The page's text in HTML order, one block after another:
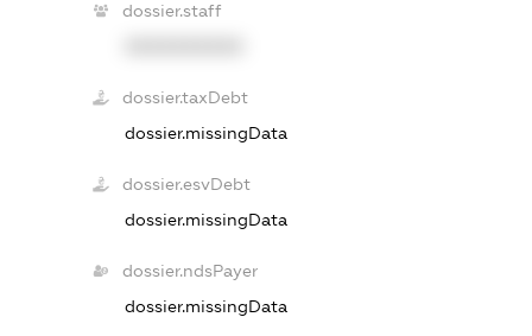
dossier.staff
dossier.taxDebt
dossier.missingData
dossier.esvDebt
dossier.missingData
dossier.ndsPayer
dossier.missingData